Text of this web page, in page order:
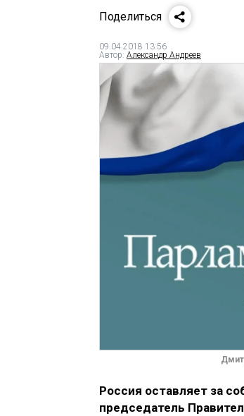
Поделиться
09.04.2018 13:56
Автор: Александр Андреев
Россия оставляет за
председатель